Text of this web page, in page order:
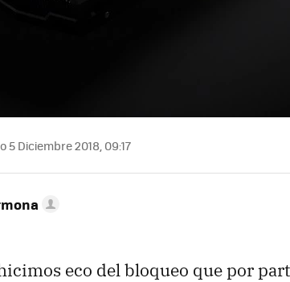
5 Diciembre 2018, 09:17
eco del bloqueo que por